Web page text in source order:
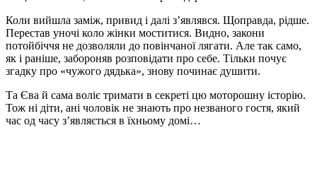
Коли вийшла заміж, привид і далі з’являвся. Щоправда, рідше.
Перестав уночі коло жінки моститися. Видно, закони
потойбіччя не дозволяли до повінчаної лягати. Але так само,
як і раніше, забороняв розповідати про себе. Тільки почує
згадку про «чужого дядька», знову починає душити.
Та Єва й сама воліє тримати в секреті цю моторошну історію.
Тож ні діти, ані чоловік не знають про незваного гостя, який
час од часу з’являється в їхньому домі…